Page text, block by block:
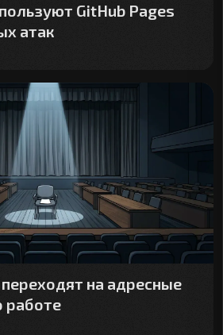
GitHub Pages
атак
на адресные
работе